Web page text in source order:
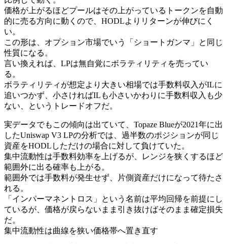
価格が上がるほどプールはその上がっているトークンを自動
的に売る方向に動くので、HODLよりリターンが伸びにく
い。
この形は、オプション市場でいう「ショートガンマ」と同じ
性質になる。
言い換えれば、LPは無自覚にボラティリティを売ってい
る。
ボラティリティが想定より大きい相場では手数料収入がILに
追いつかず、小さければILも小さいかわりに手数料収入も少
ない、というトレードオフだ。
実データでもこの傾向は出ていて、Topaze Blueが2021年に出
したUniswap V3 LPの分析では、過半数のポジションが同じ
資産をHODLしただけの場合に対して負けていた。
集中流動性は手数料効率を上げるが、レンジを狭くするほど
範囲外に出る確率も上がる。
範囲外では手数料が発生せず、片側資産だけになって待たさ
れる。
「インパーマネントロス」という名前は平均回帰を前提にし
ているが、価格が戻らないまま引き抜けばそのまま確定損失
だ。
集中流動性は曲線を狭い価格帯へ置き直す